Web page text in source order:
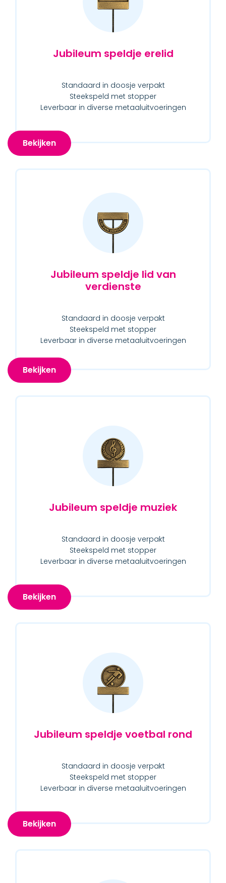
Jubileum speldje erelid
Standaard in doosje verpakt
Steekspeld met stopper
Leverbaar in diverse metaaluitvoeringen
Bekijken
Jubileum speldje lid van
verdienste
Standaard in doosje verpakt
Steekspeld met stopper
Leverbaar in diverse metaaluitvoeringen
Bekijken
Jubileum speldje muziek
Standaard in doosje verpakt
Steekspeld met stopper
Leverbaar in diverse metaaluitvoeringen
Bekijken
Jubileum speldje voetbal rond
Standaard in doosje verpakt
Steekspeld met stopper
Leverbaar in diverse metaaluitvoeringen
Bekijken